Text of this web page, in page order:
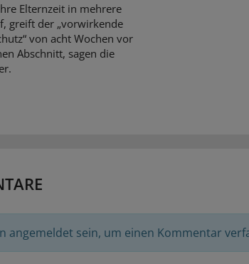
Elternzeit in mehrere
greift der „vorwirkende
von acht Wochen vor
Abschnitt, sagen die
angemeldet sein, um einen Kommentar